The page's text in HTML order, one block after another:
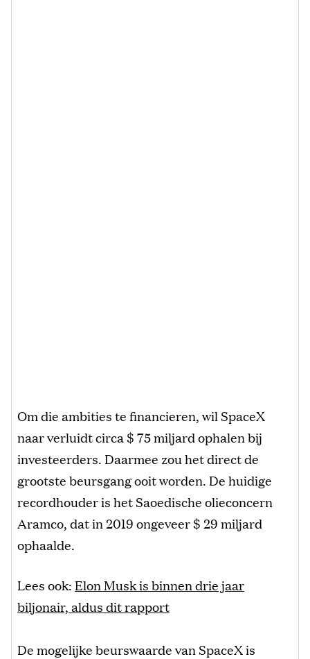
Om die ambities te financieren, wil SpaceX
naar verluidt circa $ 75 miljard ophalen bij
investeerders. Daarmee zou het direct de
grootste beursgang ooit worden. De huidige
recordhouder is het Saoedische olieconcern
Aramco, dat in 2019 ongeveer $ 29 miljard
ophaalde.
Lees ook: Elon Musk is binnen drie jaar
biljonair, aldus dit rapport
De mogelijke beurswaarde van SpaceX is